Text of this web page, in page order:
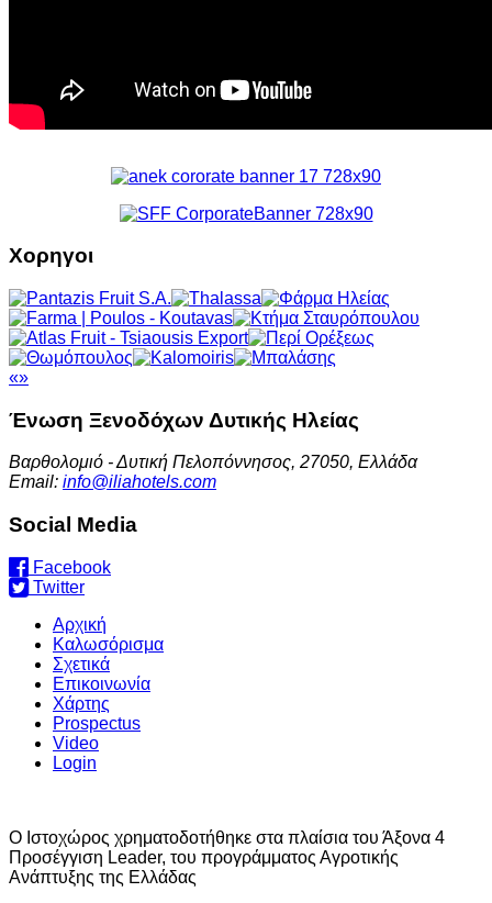
Χορηγοι
«»
Ένωση Ξενοδόχων Δυτικής Ηλείας
Βαρθολομιό - Δυτική Πελοπόννησος, 27050, Ελλάδα
Email: info@iliahotels.com
Social Media
Facebook
Twitter
Αρχική
Καλωσόρισμα
Σχετικά
Επικοινωνία
Χάρτης
Prospectus
Video
Login
O Ιστοχώρος χρηματοδοτήθηκε στα πλαίσια του Άξονα 4
Προσέγγιση Leader, του προγράμματος Αγροτικής
Ανάπτυξης της Ελλάδας